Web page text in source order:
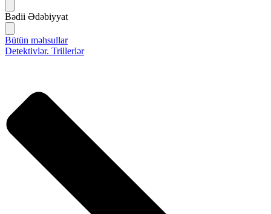
Bədii Ədəbiyyat
Bütün məhsullar
Detektivlər. Trillerlər